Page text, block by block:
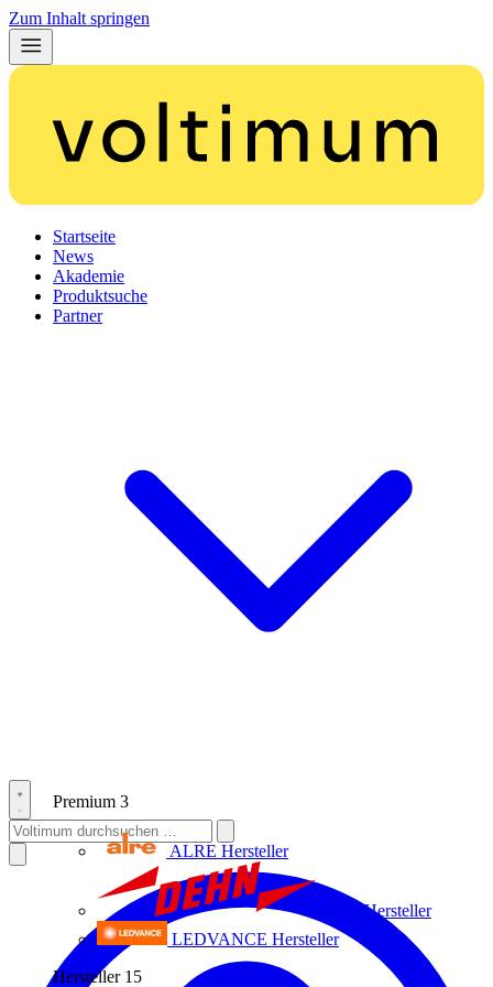
Zum Inhalt springen
Startseite
News
Akademie
Produktsuche
Partner
Premium 3
ALRE Hersteller
Hersteller
LEDVANCE Hersteller
Hersteller 15